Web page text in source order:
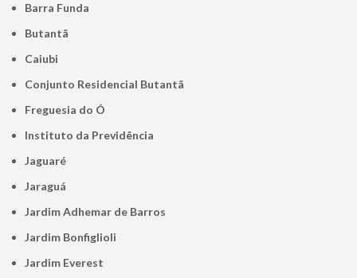
Barra Funda
Butantã
Caiubi
Conjunto Residencial Butantã
Freguesia do Ó
Instituto da Previdência
Jaguaré
Jaraguá
Jardim Adhemar de Barros
Jardim Bonfiglioli
Jardim Everest